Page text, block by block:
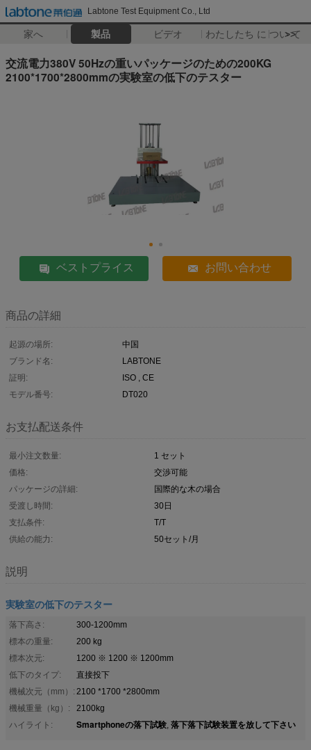
Labtone Test Equipment Co., Ltd
家へ 製品 ビデオ わたしたち に つい て
>>
交流電力380V 50Hzの重いパッケージのための200KG
2100*1700*2800mmの実験室の低下のテスター
ベストプライス お問い合わせ
商品の詳細
起源の場所:
中国
ブランド名:
LABTONE
証明:
ISO , CE
モデル番号:
DT020
お支払配送条件
最小注文数量:
1 セット
価格:
交渉可能
パッケージの詳細:
国際的な木の場合
受渡し時間:
30日
支払条件:
T/T
供給の能力:
50セット/月
説明
実験室の低下のテスター
落下高さ:
300-1200mm
標本の重量:
200 kg
標本次元:
1200 ※ 1200 ※ 1200mm
低下のタイプ:
直接投下
機械次元（mm）: 2100 *1700 *2800mm
機械重量（kg）:
2100kg
ハイライト:
Smartphoneの落下試験, 落下落下試験装置を放して下さい